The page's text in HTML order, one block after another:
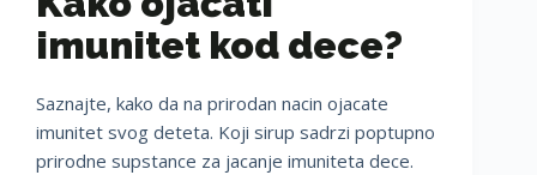
imunitet kod dece?
Saznajte, kako da na prirodan nacin ojacate
imunitet svog deteta. Koji sirup sadrzi poptupno
prirodne supstance za jacanje imuniteta dece.